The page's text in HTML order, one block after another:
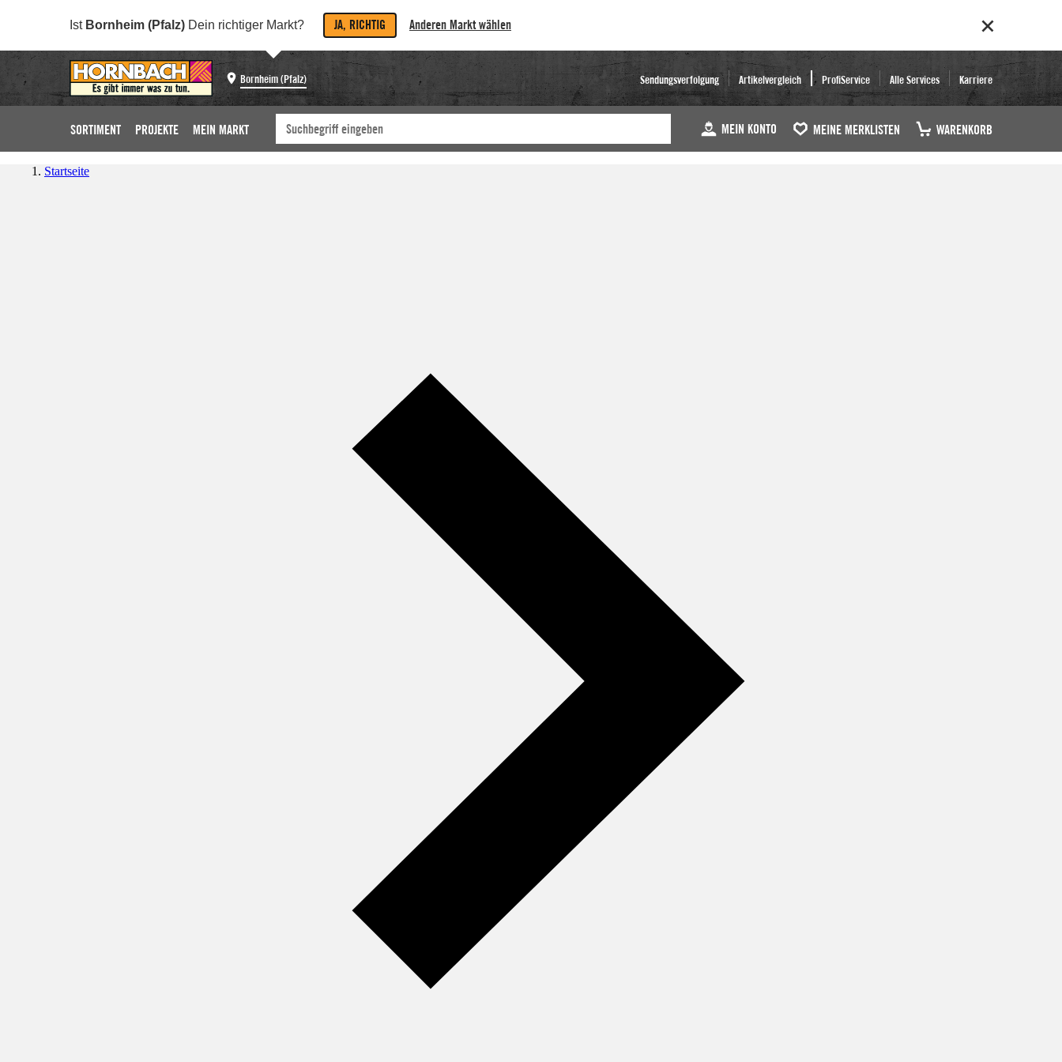
Ist Bornheim (Pfalz) Dein richtiger Markt? JA, RICHTIG Anderen Markt wählen
Bornheim (Pfalz) Sendungsverfolgung Artikelvergleich ProfiService Alle Services Karriere
SORTIMENT PROJEKTE MEIN MARKT MEIN KONTO MEINE MERKLISTEN WARENKORB
Startseite